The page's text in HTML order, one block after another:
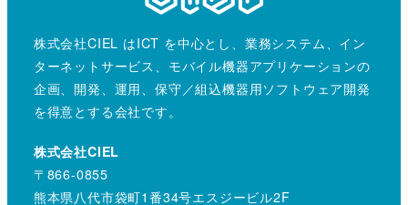
株式会社CIEL はICT を中心とし、業務システム、イン
ターネットサービス、モバイル機器アプリケーションの
企画、開発、運用、保守／組込機器用ソフトウェア開発
を得意とする会社です。
株式会社CIEL
〒866-0855
熊本県八代市袋町1番34号エスジービル2F